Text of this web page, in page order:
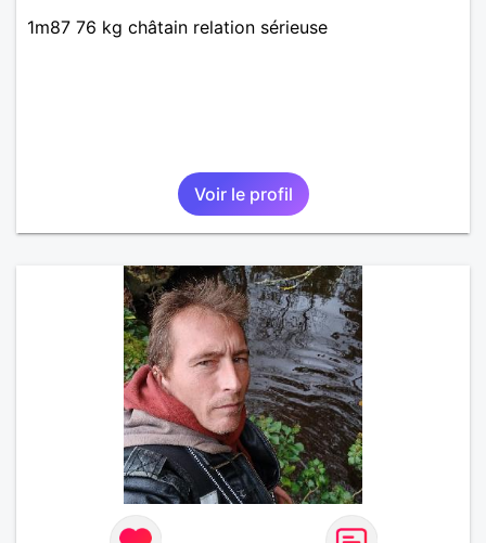
1m87 76 kg châtain relation sérieuse
Voir le profil